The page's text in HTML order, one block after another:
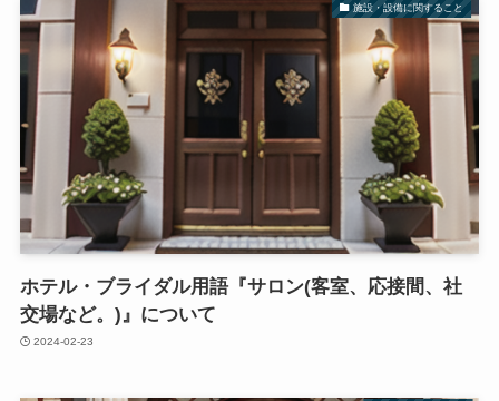
施設・設備に関すること
ホテル・ブライダル用語『サロン(客室、応接間、社
交場など。)』について
2024-02-23